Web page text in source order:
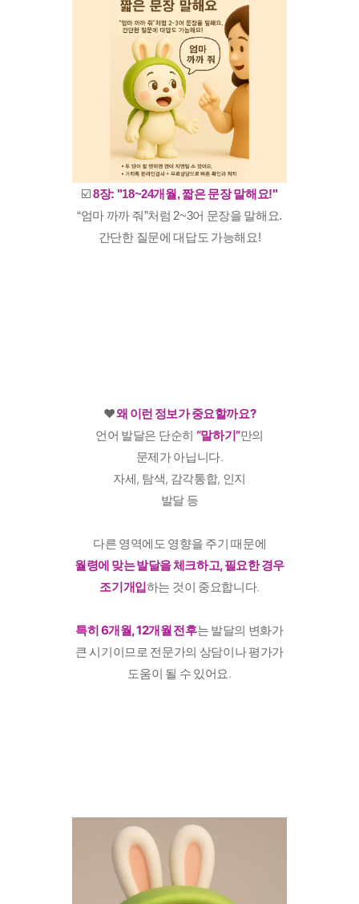
☑️8장: "18~24개월, 짧은 문장 말해요!"
“엄마 까까 줘”처럼 2~3어 문장을 말해요.
간단한 질문에 대답도 가능해요!
♥️왜 이런 정보가 중요할까요?
언어 발달은 단순히 “말하기”만의
문제가 아닙니다.
자세, 탐색, 감각통합, 인지
발달 등
다른 영역에도 영향을 주기 때문에
월령에 맞는 발달을 체크하고, 필요한 경우
조기개입하는 것이 중요합니다.
특히 6개월, 12개월 전후는 발달의 변화가
큰 시기이므로 전문가의 상담이나 평가가
도움이 될 수 있어요.